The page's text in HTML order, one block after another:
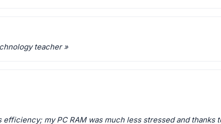
teacher »
my PC RAM was much less stressed and thanks